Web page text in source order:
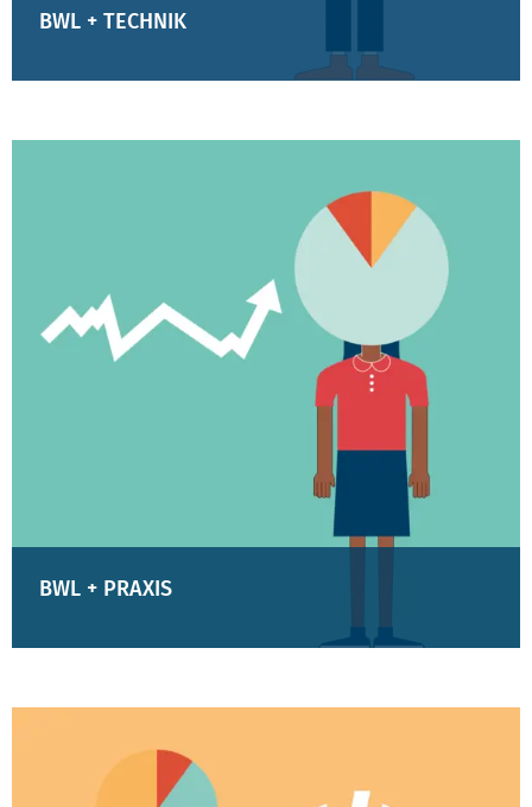
BWL + TECHNIK
BWL + PRAXIS